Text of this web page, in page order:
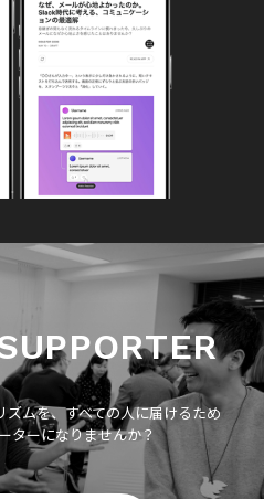
ムを、すべての人に届けるため
ターになりませんか？